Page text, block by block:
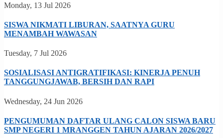
Monday, 13 Jul 2026
SISWA NIKMATI LIBURAN, SAATNYA GURU
MENAMBAH WAWASAN
Tuesday, 7 Jul 2026
SOSIALISASI ANTIGRATIFIKASI: KINERJA PENUH
TANGGUNGJAWAB, BERSIH DAN RAPI
Wednesday, 24 Jun 2026
PENGUMUMAN DAFTAR ULANG CALON SISWA BARU
SMP NEGERI 1 MRANGGEN TAHUN AJARAN 2026/2027